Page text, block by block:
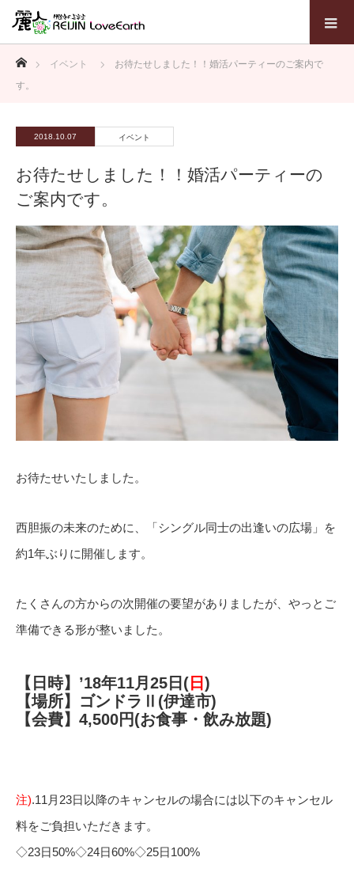
イベント
お待たせしました！！婚活パーティーのご案内で
す。
2018.10.07 イベント
お待たせしました！！婚活パーティーの
ご案内です。
お待たせいたしました。
西胆振の未来のために、「シングル同士の出逢いの広場」を
約1年ぶりに開催します。
たくさんの方からの次開催の要望がありましたが、やっとご
準備できる形が整いました。
【日時】’18年11月25日( 日 )
【場所】ゴンドラⅡ(伊達市)
【会費】4,500円(お食事・飲み放題)
注).11月23日以降のキャンセルの場合には以下のキャンセル
料をご負担いただきます。
◇23日50%◇24日60%◇25日100%